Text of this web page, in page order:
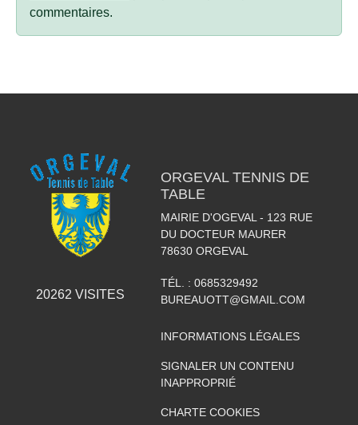
commentaires.
20262 VISITES
ORGEVAL TENNIS DE
TABLE
MAIRIE D'OGEVAL - 123 RUE
DU DOCTEUR MAURER
78630 ORGEVAL
TÉL. : 0685329492
BUREAUOTT@GMAIL.COM
INFORMATIONS LÉGALES
SIGNALER UN CONTENU
INAPPROPRIÉ
CHARTE COOKIES